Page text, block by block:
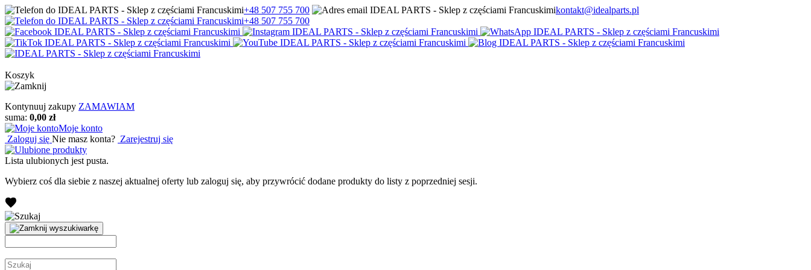
+48 507 755 700
kontakt@idealparts.pl
+48 507 755 700
Koszyk
Kontynuuj zakupy ZAMAWIAM
suma: 0,00 zł
Moje konto
Zaloguj się Nie masz konta? Zarejestruj się
Lista ulubionych jest pusta.
Wybierz coś dla siebie z naszej aktualnej oferty lub zaloguj się, aby przywrócić dodane produkty do listy z poprzedniej sesji.